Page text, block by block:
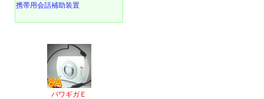
携帯用会話補助装置
パワギガＥ